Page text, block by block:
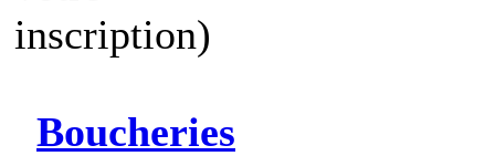
inscription)
Boucheries